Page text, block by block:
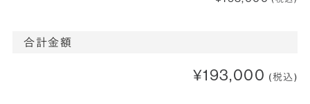
合計金額
¥193,000 (税込)